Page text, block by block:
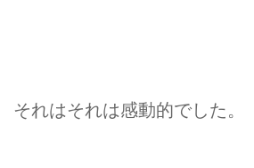
それはそれは感動的でした。